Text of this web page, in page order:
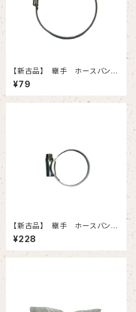
【新古品】 継手 ホースバン
ド 6（140-）
¥79
【新古品】 継手 ホースバン
ド 1X 5個入りセット
¥228